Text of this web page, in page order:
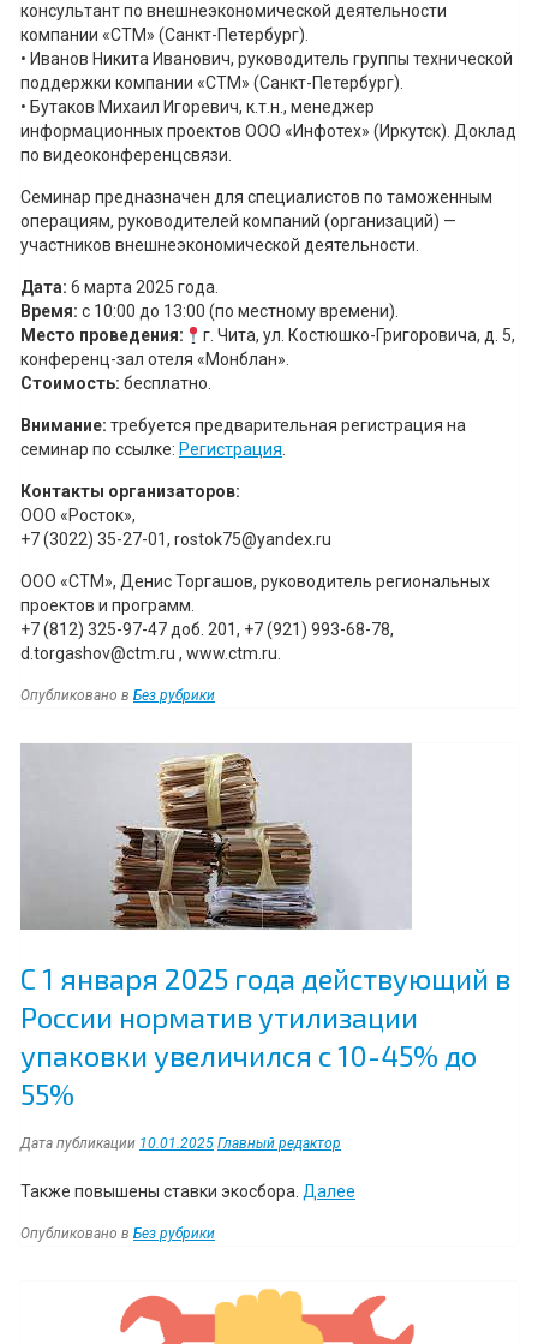
консультант по внешнеэкономической деятельности
компании «СТМ» (Санкт-Петербург).
• Иванов Никита Иванович, руководитель группы технической
поддержки компании «СТМ» (Санкт-Петербург).
• Бутаков Михаил Игоревич, к.т.н., менеджер
информационных проектов ООО «Инфотех» (Иркутск). Доклад
по видеоконференцсвязи.
Семинар предназначен для специалистов по таможенным
операциям, руководителей компаний (организаций) —
участников внешнеэкономической деятельности.
Дата: 6 марта 2025 года.
Время: с 10:00 до 13:00 (по местному времени).
Место проведения:
г. Чита, ул. Костюшко-Григоровича, д. 5,
конференц-зал отеля «Монблан».
Стоимость: бесплатно.
Внимание: требуется предварительная регистрация на
семинар по ссылке: Регистрация.
Контакты организаторов:
ООО «Росток»,
+7 (3022) 35-27-01, rostok75@yandex.ru
ООО «СТМ», Денис Торгашов, руководитель региональных
проектов и программ.
+7 (812) 325-97-47 доб. 201, +7 (921) 993-68-78,
d.torgashov@ctm.ru , www.ctm.ru.
Опубликовано в Без рубрики
Навигация
С 1 января 2025 года действующий в
России норматив утилизации
упаковки увеличился с 10-45% до
55%
Дата публикации 10.01.2025 Главный редактор
Также повышены ставки экосбора. Далее
действующий
Опубликовано в Без рубрики
Навигация